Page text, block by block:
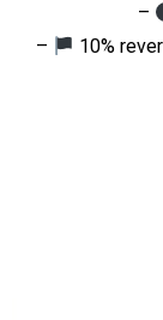
–
–
10%